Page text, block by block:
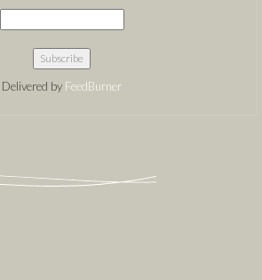
Delivered by FeedBurner